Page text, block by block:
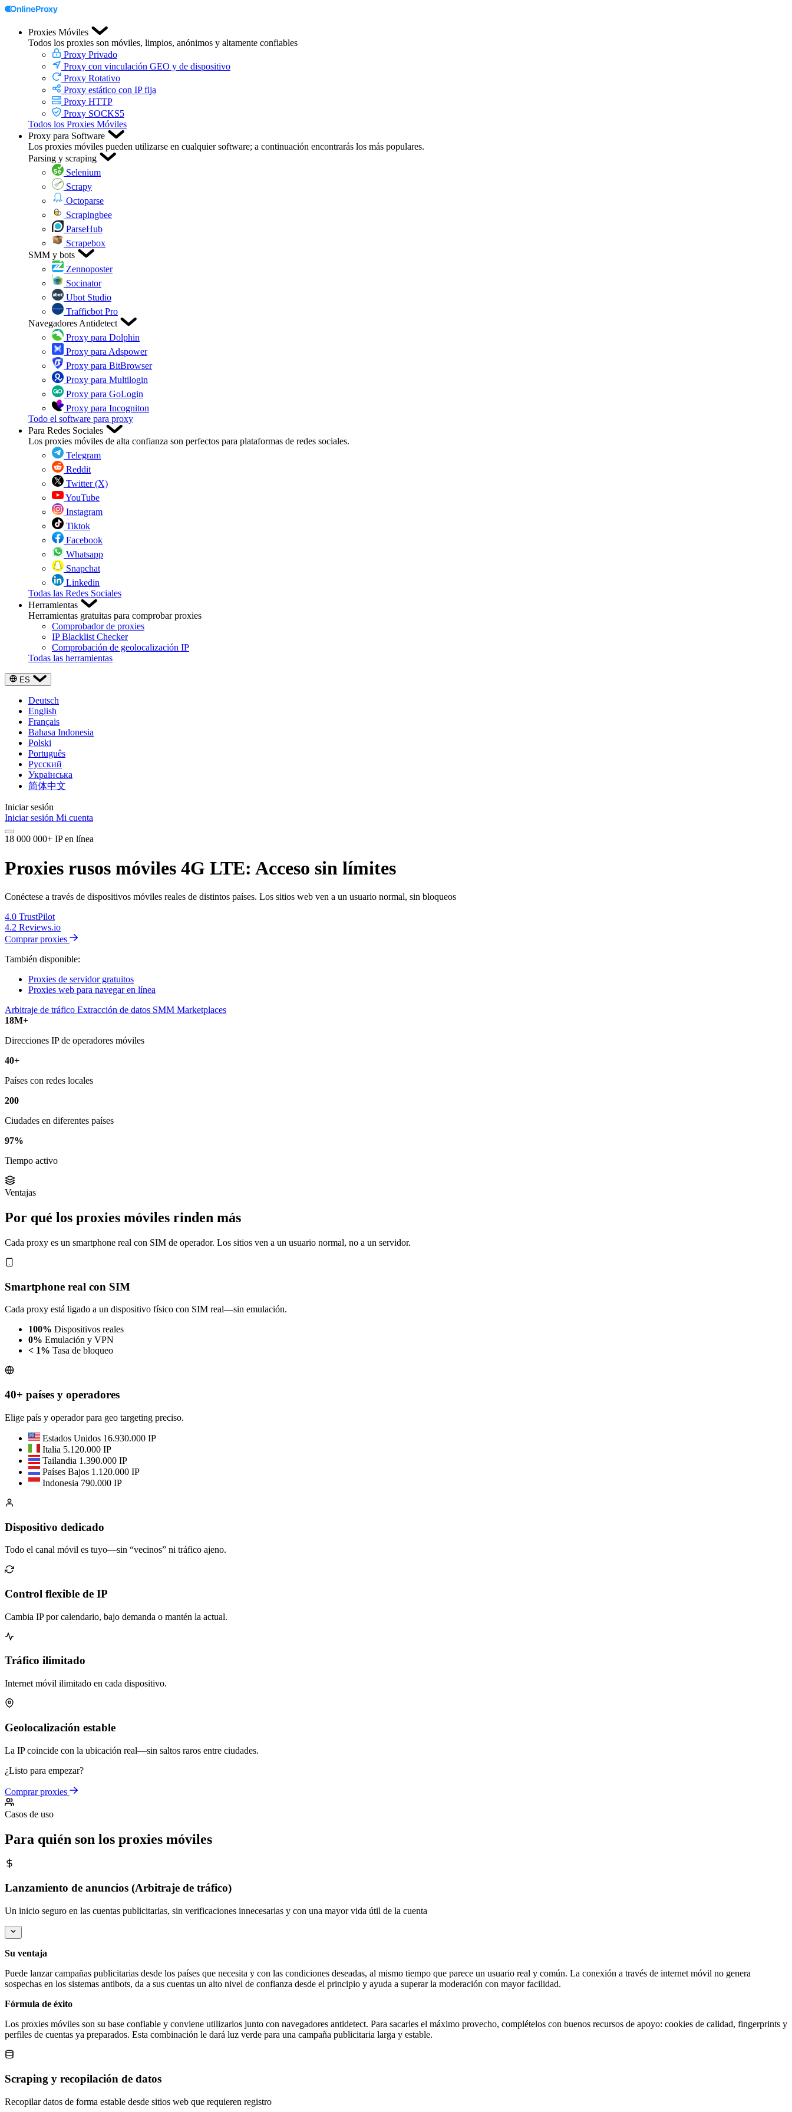
Proxies Móviles
Todos los proxies son móviles, limpios, anónimos y altamente confiables
Proxy Privado
Proxy con vinculación GEO y de dispositivo
Proxy Rotativo
Proxy estático con IP fija
Proxy HTTP
Proxy SOCKS5
Todos los Proxies Móviles
Proxy para Software
Los proxies móviles pueden utilizarse en cualquier software; a continuación encontrarás los más populares.
Parsing y scraping
Selenium
Scrapy
Octoparse
Scrapingbee
ParseHub
Scrapebox
SMM y bots
Zennoposter
Socinator
Ubot Studio
Trafficbot Pro
Navegadores Antidetect
Proxy para Dolphin
Proxy para Adspower
Proxy para BitBrowser
Proxy para Multilogin
Proxy para GoLogin
Proxy para Incogniton
Todo el software para proxy
Para Redes Sociales
Los proxies móviles de alta confianza son perfectos para plataformas de redes sociales.
Telegram
Reddit
Twitter (X)
YouTube
Instagram
Tiktok
Facebook
Whatsapp
Snapchat
Linkedin
Todas las Redes Sociales
Herramientas
Herramientas gratuitas para comprobar proxies
Comprobador de proxies
IP Blacklist Checker
Comprobación de geolocalización IP
Todas las herramientas
ES
Deutsch
English
Français
Bahasa Indonesia
Polski
Português
Русский
Українська
简体中文
Iniciar sesión
Iniciar sesión Mi cuenta
18 000 000+ IP en línea
Proxies rusos móviles 4G LTE: Acceso sin límites
Conéctese a través de dispositivos móviles reales de distintos países. Los sitios web ven a un usuario normal, sin bloqueos
4.0 TrustPilot
4.2 Reviews.io
Comprar proxies
También disponible:
Proxies de servidor gratuitos
Proxies web para navegar en línea
Arbitraje de tráfico Extracción de datos SMM Marketplaces
18M+
Direcciones IP de operadores móviles
40+
Países con redes locales
200
Ciudades en diferentes países
97%
Tiempo activo
Ventajas
Por qué los proxies móviles rinden más
Cada proxy es un smartphone real con SIM de operador. Los sitios ven a un usuario normal, no a un servidor.
Smartphone real con SIM
Cada proxy está ligado a un dispositivo físico con SIM real—sin emulación.
100% Dispositivos reales
0% Emulación y VPN
< 1% Tasa de bloqueo
40+ países y operadores
Elige país y operador para geo targeting preciso.
Estados Unidos 16.930.000 IP
Italia 5.120.000 IP
Tailandia 1.390.000 IP
Países Bajos 1.120.000 IP
Indonesia 790.000 IP
Dispositivo dedicado
Todo el canal móvil es tuyo—sin “vecinos” ni tráfico ajeno.
Control flexible de IP
Cambia IP por calendario, bajo demanda o mantén la actual.
Tráfico ilimitado
Internet móvil ilimitado en cada dispositivo.
Geolocalización estable
La IP coincide con la ubicación real—sin saltos raros entre ciudades.
¿Listo para empezar?
Comprar proxies
Casos de uso
Para quién son los proxies móviles
Lanzamiento de anuncios (Arbitraje de tráfico)
Un inicio seguro en las cuentas publicitarias, sin verificaciones innecesarias y con una mayor vida útil de la cuenta
Su ventaja
Puede lanzar campañas publicitarias desde los países que necesita y con las condiciones deseadas, al mismo tiempo que parece un usuario real y común. La conexión a través de internet móvil no genera
sospechas en los sistemas antibots, da a sus cuentas un alto nivel de confianza desde el principio y ayuda a superar la moderación con mayor facilidad.
Fórmula de éxito
Los proxies móviles son su base confiable y conviene utilizarlos junto con navegadores antidetect. Para sacarles el máximo provecho, complételos con buenos recursos de apoyo: cookies de calidad, fingerprints y
perfiles de cuentas ya preparados. Esta combinación le dará luz verde para una campaña publicitaria larga y estable.
Scraping y recopilación de datos
Recopilar datos de forma estable desde sitios web que requieren registro